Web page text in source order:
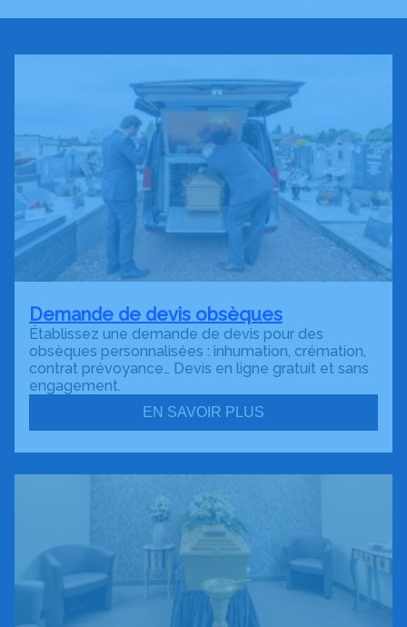
Demande de devis obsèques
Établissez une demande de devis pour des
obsèques personnalisées : inhumation, crémation,
contrat prévoyance… Devis en ligne gratuit et sans
engagement.
EN SAVOIR PLUS